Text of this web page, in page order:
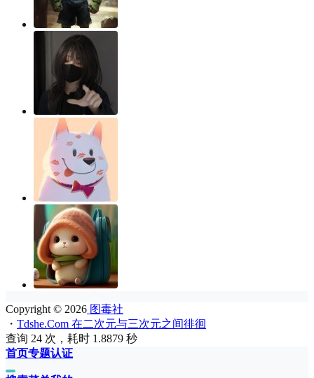
Copyright © 2026 图毒社
・ Tdshe.Com 在二次元与三次元之间徘徊
查询 24 次，耗时 1.8879 秒
首页专题认证